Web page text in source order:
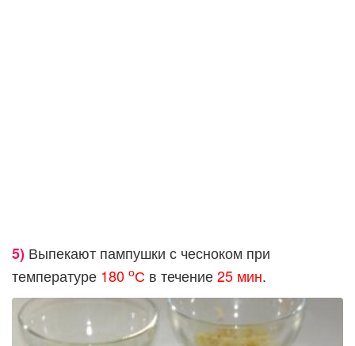
5) Выпекают пампушки с чесноком при
температуре 180 оС в течение25 мин.